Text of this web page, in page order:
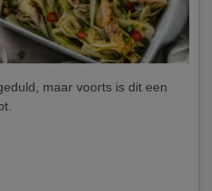
maar voorts is dit een